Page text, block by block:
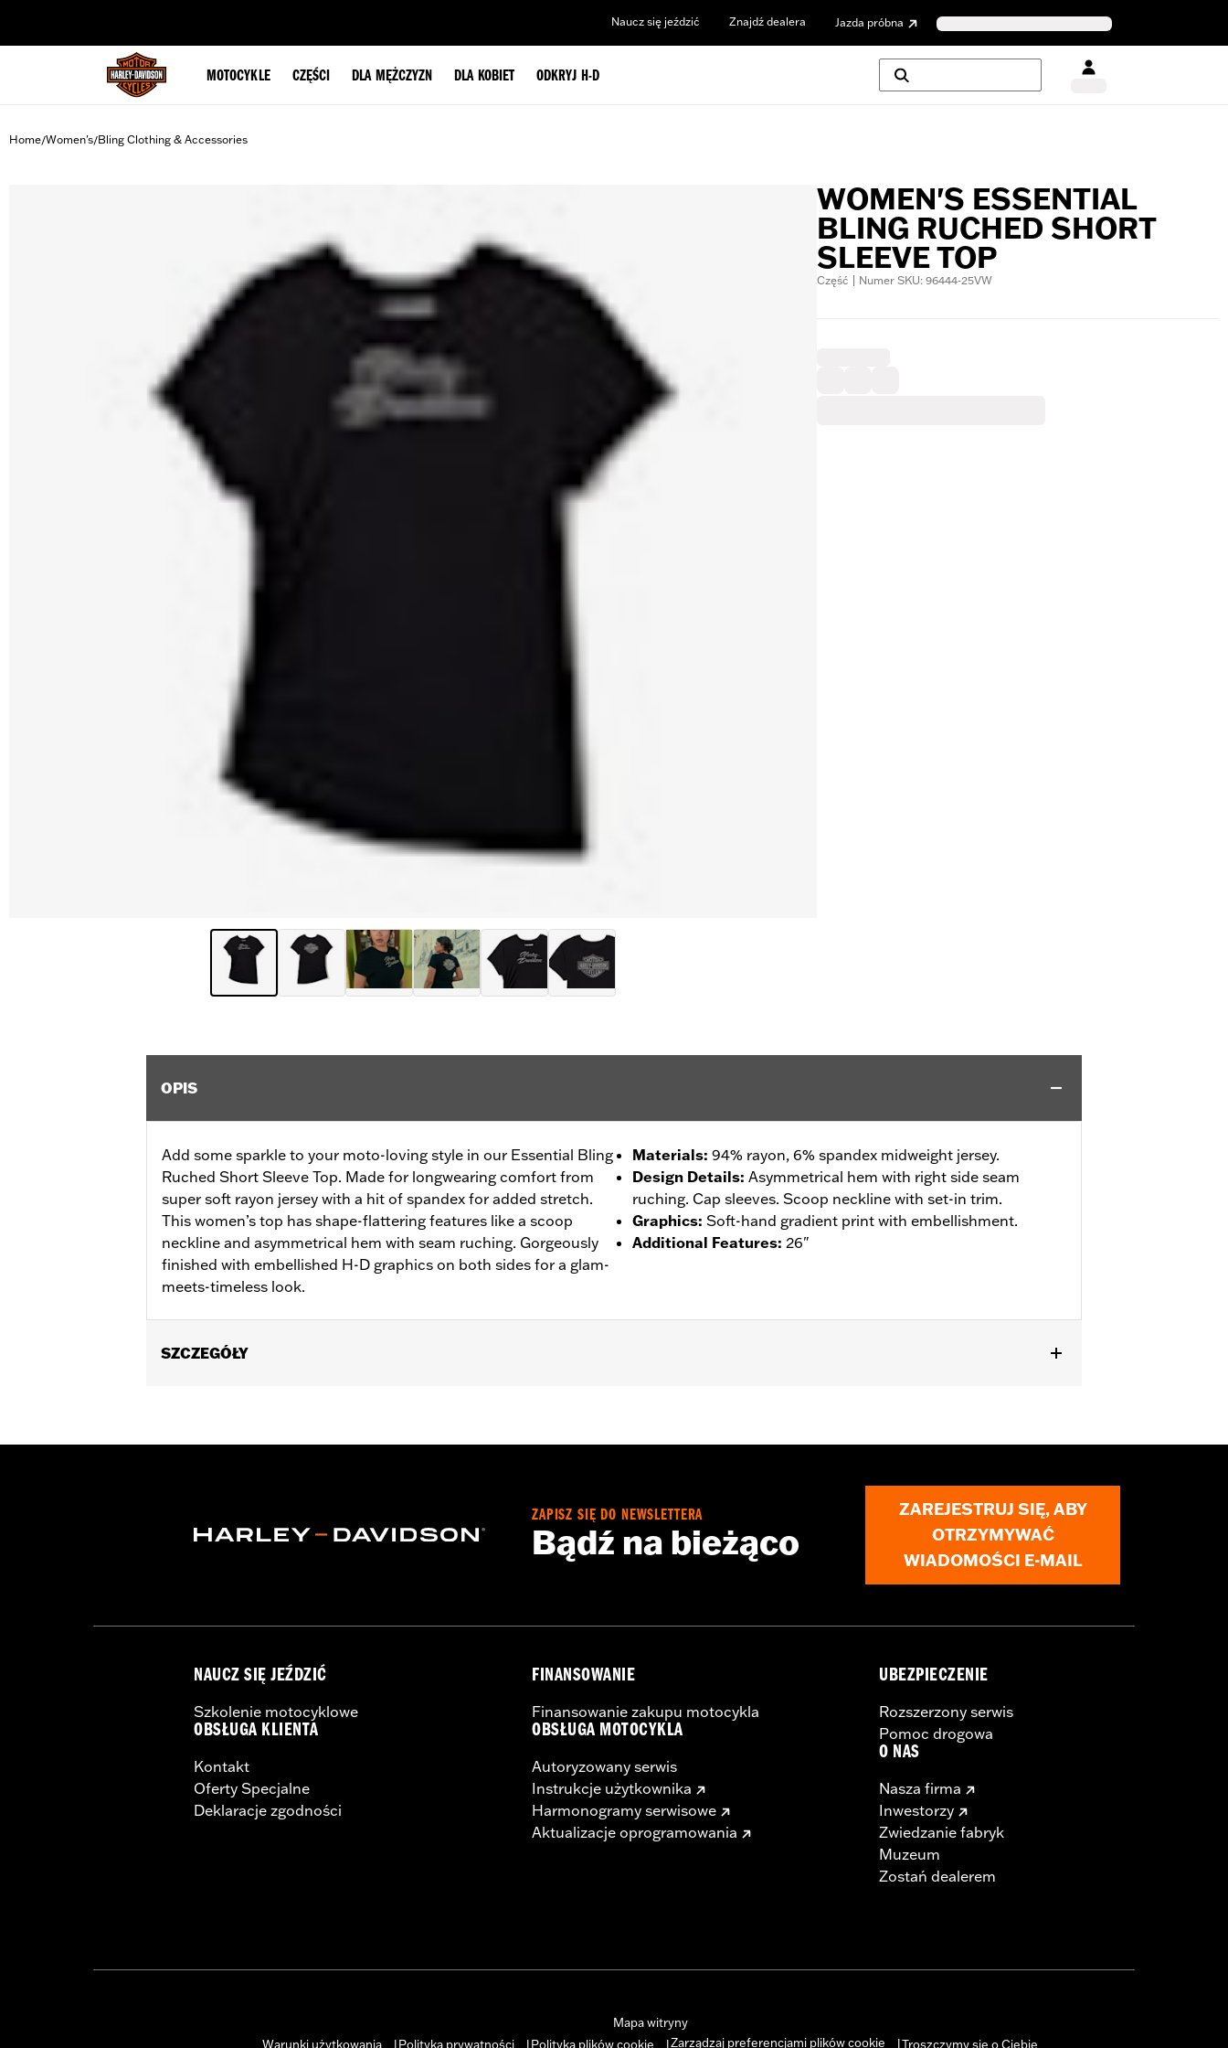
Naucz się jeździć Znajdź dealera Jazda próbna
MOTOCYKLE CZĘŚCI DLA MĘŻCZYZN DLA KOBIET ODKRYJ H-D
Home/Women's/Bling Clothing & Accessories
WOMEN'S ESSENTIAL
BLING RUCHED SHORT
SLEEVE TOP
Część | Numer SKU: 96444-25VW
OPIS
Add some sparkle to your moto-loving style in our Essential Bling
Ruched Short Sleeve Top. Made for longwearing comfort from
super soft rayon jersey with a hit of spandex for added stretch.
This women’s top has shape-flattering features like a scoop
neckline and asymmetrical hem with seam ruching. Gorgeously
finished with embellished H-D graphics on both sides for a glam-
meets-timeless look.
Materials: 94% rayon, 6% spandex midweight jersey.
Design Details: Asymmetrical hem with right side seam
ruching. Cap sleeves. Scoop neckline with set-in trim.
Graphics: Soft-hand gradient print with embellishment.
Additional Features: 26"
SZCZEGÓŁY
Origin:Imported
ZAPISZ SIĘ DO NEWSLETTERA
Bądź na bieżąco
ZAREJESTRUJ SIĘ, ABY
OTRZYMYWAĆ
WIADOMOŚCI E-MAIL
NAUCZ SIĘ JEŹDZIĆ
Szkolenie motocyklowe
OBSŁUGA KLIENTA
Kontakt
Oferty Specjalne
Deklaracje zgodności
FINANSOWANIE
Finansowanie zakupu motocykla
OBSŁUGA MOTOCYKLA
Autoryzowany serwis
Instrukcje użytkownika
Harmonogramy serwisowe
Aktualizacje oprogramowania
UBEZPIECZENIE
Rozszerzony serwis
Pomoc drogowa
O NAS
Nasza firma
Inwestorzy
Zwiedzanie fabryk
Muzeum
Zostań dealerem
Mapa witryny
Warunki użytkowania
Polityka prywatności Polityka plików cookie Zarządzaj preferencjami plików cookie Troszczymy się o Ciebie